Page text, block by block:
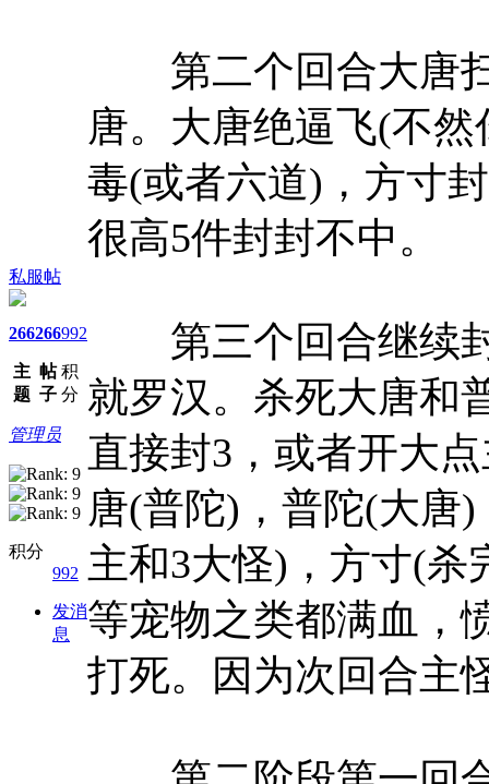
私服帖
266
主
题
266
帖
子
992
积
分
管理员
积分
992
发消
息
第二个回合大唐扫
唐。大唐绝逼飞(不
毒(或者六道)，方寸
很高5件封封不中。
第三个回合继续封
就罗汉。杀死大唐和
直接封3，或者开大
唐(普陀)，普陀(大唐
主和3大怪)，方寸(杀
等宠物之类都满血，
打死。因为次回合主